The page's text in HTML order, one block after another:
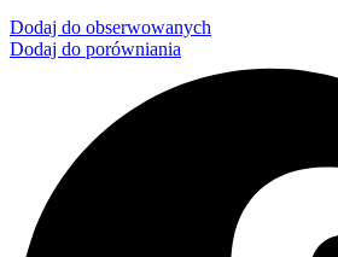
Dodaj do obserwowanych
Dodaj do porówniania